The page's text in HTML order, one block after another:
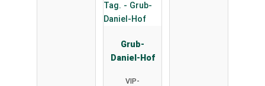
Grub-
Daniel-Hof
VIP-